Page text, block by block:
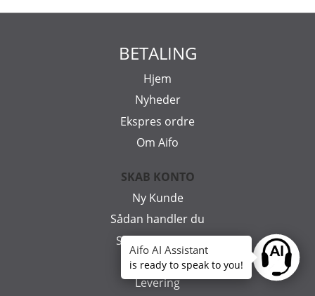
BETALING
Hjem
Nyheder
Ekspres ordre
Om Aifo
SKAB KONTO
Ny Kunde
Sådan handler du
Sådan søger du
Mitt konto
Levering
Ask
Aifo AI Assistant
is ready to speak to you!